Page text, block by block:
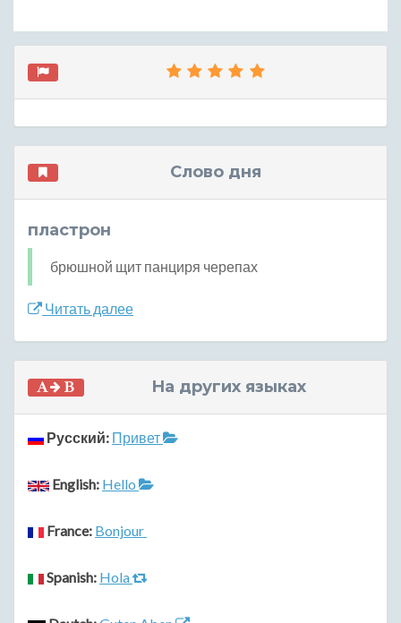
Слово дня
пластрон
брюшной щит панциря черепах
Читать далее
На других языках
Русский: Привет
English: Hello
France: Bonjour
Spanish: Hola